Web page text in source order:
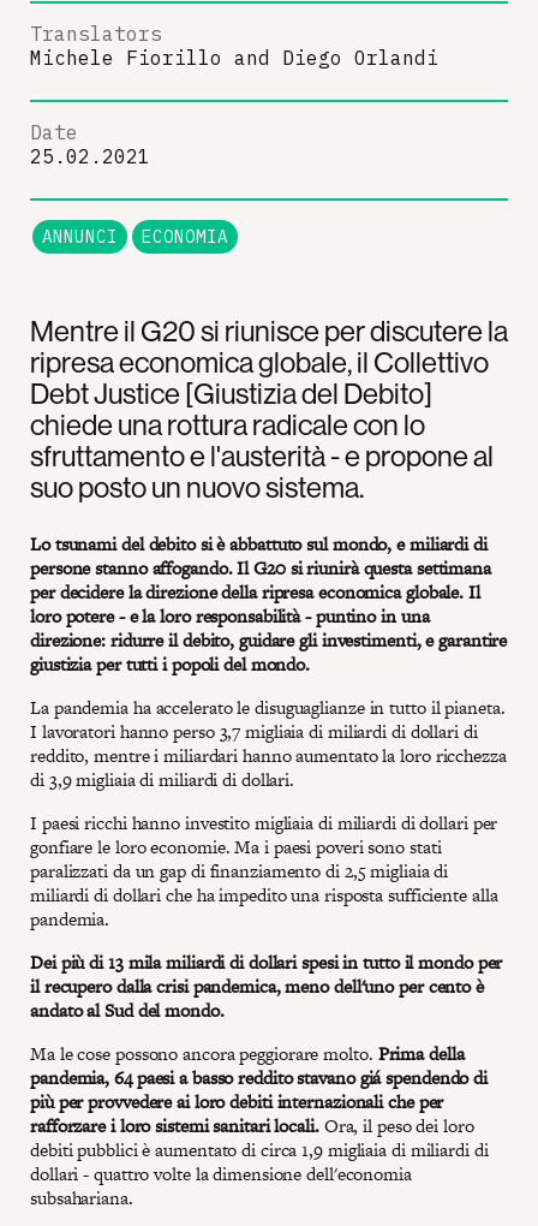
Mentre il G20 si riunisce per discutere la
ripresa economica globale, il Collettivo
Debt Justice [Giustizia del Debito]
chiede una rottura radicale con lo
sfruttamento e l'austerità - e propone al
suo posto un nuovo sistema.
Lo tsunami del debito si è abbattuto sul mondo, e miliardi di
persone stanno affogando. Il G20 si riunirà questa settimana
per decidere la direzione della ripresa economica globale. Il
loro potere - e la loro responsabilità - puntino in una
direzione: ridurre il debito, guidare gli investimenti, e garantire
giustizia per tutti i popoli del mondo.
La pandemia ha accelerato le disuguaglianze in tutto il pianeta.
I lavoratori hanno perso 3,7 migliaia di miliardi di dollari di
reddito, mentre i miliardari hanno aumentato la loro ricchezza
di 3,9 migliaia di miliardi di dollari.
I paesi ricchi hanno investito migliaia di miliardi di dollari per
gonfiare le loro economie. Ma i paesi poveri sono stati
paralizzati da un gap di finanziamento di 2,5 migliaia di
miliardi di dollari che ha impedito una risposta sufficiente alla
pandemia.
Dei più di 13 mila miliardi di dollari spesi in tutto il mondo per
il recupero dalla crisi pandemica, meno dell'uno per cento è
andato al Sud del mondo.
Ma le cose possono ancora peggiorare molto. Prima della
pandemia, 64 paesi a basso reddito stavano giá spendendo di
più per provvedere ai loro debiti internazionali che per
rafforzare i loro sistemi sanitari locali.Ora, il peso dei loro
debiti pubblici è aumentato di circa 1,9 migliaia di miliardi di
dollari - quattro volte la dimensione dell'economia
subsahariana.
Translators
Michele Fiorillo and Diego Orlandi
Date
25.02.2021
ANNUNCI ECONOMIA